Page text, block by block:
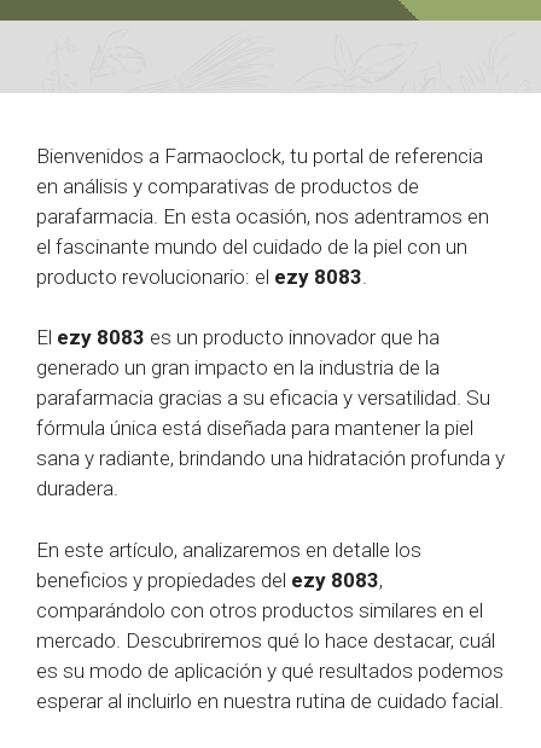
Bienvenidos a Farmaoclock, tu portal de referencia
en análisis y comparativas de productos de
parafarmacia. En esta ocasión, nos adentramos en
el fascinante mundo del cuidado de la piel con un
producto revolucionario: el ezy 8083
El ezy 8083 es un producto innovador que ha
generado un gran impacto en la industria de la
parafarmacia gracias a su eficacia y versatilidad. Su
fórmula única está diseñada para mantener la piel
sana y radiante, brindando una hidratación profunda y
duradera.
En este artículo, analizaremos en detalle los
beneficios y propiedades del ezy 8083,
comparándolo con otros productos similares en el
mercado. Descubriremos qué lo hace destacar, cuál
es su modo de aplicación y qué resultados podemos
esperar al incluirlo en nuestra rutina de cuidado facial.